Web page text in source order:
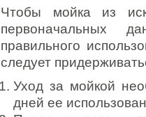
Чтобы мойка из
первоначальных
правильного
следует
Уход за мойкой
дней ее